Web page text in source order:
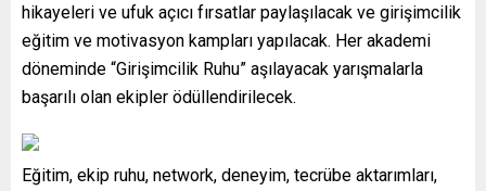
hikayeleri ve ufuk açıcı fırsatlar paylaşılacak ve girişimcilik
eğitim ve motivasyon kampları yapılacak. Her akademi
döneminde “Girişimcilik Ruhu” aşılayacak yarışmalarla
başarılı olan ekipler ödüllendirilecek.
Eğitim, ekip ruhu, network, deneyim, tecrübe aktarımları,